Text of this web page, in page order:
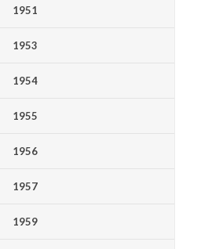
1951
1953
1954
1955
1956
1957
1959